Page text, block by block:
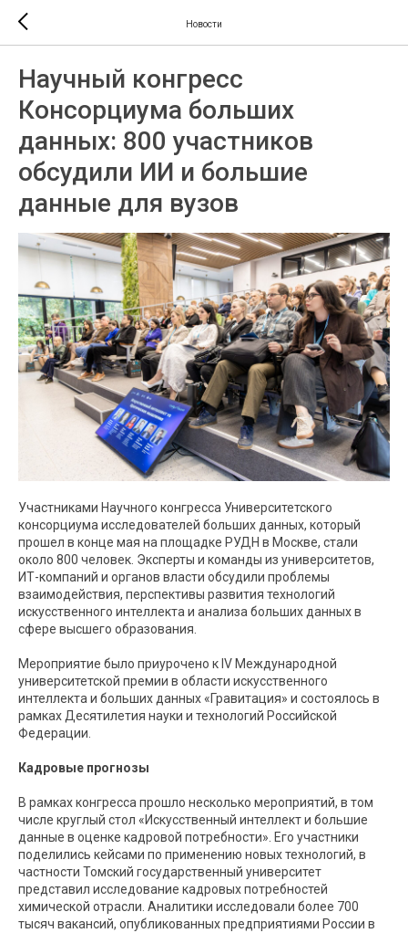
Новости
Научный конгресс
Консорциума больших
данных: 800 участников
обсудили ИИ и большие
данные для вузов
Участниками Научного конгресса Университетского
консорциума исследователей больших данных, который
прошел в конце мая на площадке РУДН в Москве, стали
около 800 человек. Эксперты и команды из университетов,
ИТ-компаний и органов власти обсудили проблемы
взаимодействия, перспективы развития технологий
искусственного интеллекта и анализа больших данных в
сфере высшего образования.
Мероприятие было приурочено к IV Международной
университетской премии в области искусственного
интеллекта и больших данных «Гравитация» и состоялось в
рамках Десятилетия науки и технологий Российской
Федерации.
Кадровые прогнозы
В рамках конгресса прошло несколько мероприятий, в том
числе круглый стол «Искусственный интеллект и большие
данные в оценке кадровой потребности». Его участники
поделились кейсами по применению новых технологий, в
частности Томский государственный университет
представил исследование кадровых потребностей
химической отрасли. Аналитики исследовали более 700
тысяч вакансий, опубликованных предприятиями России в